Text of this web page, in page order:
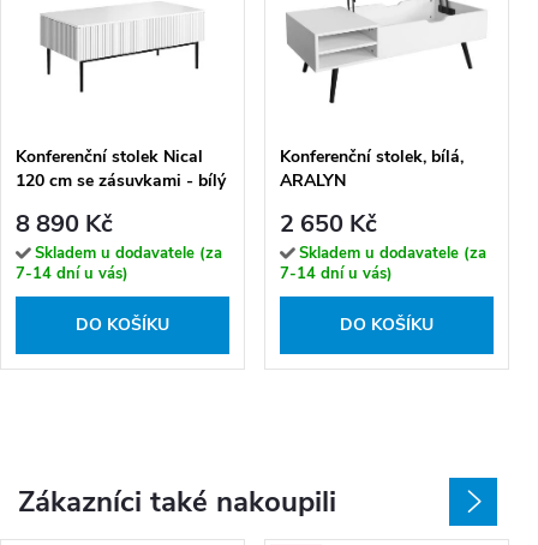
Konferenční stolek Nical
120 cm se zásuvkami - bílý
8 890 Kč
Skladem u dodavatele (za
7-14 dní u vás)
DO KOŠÍKU
Konferenční stolek, bílá,
ARALYN
2 650 Kč
Skladem u dodavatele (za
7-14 dní u vás)
DO KOŠÍKU
Zákazníci také nakoupili